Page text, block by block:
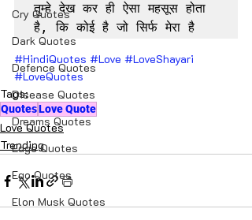
Cry Quotes
Dark Quotes
Defence Quotes
Disease Quotes
Dreams Quotes
Edge Quotes
Ego Quotes
Elon Musk Quotes
तुम्हे देख कर ही ऐसा महसूस होता
है, कि कोई है जो सिर्फ मेरा है
#HindiQuotes #Love #LoveShayari
#LoveQuotes
Tags:
QuotesLove Quote
Love Quotes
Trending